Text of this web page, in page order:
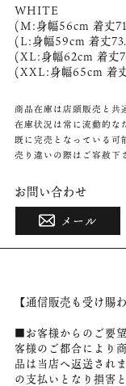
WHITE
(M:身幅56cm 着丈
(L:身幅59cm 着丈
(XL:身幅62cm 着
(XXL:身幅65cm 着
商品在庫は店頭販売と共
在庫状況は常に流動的な
既に完売となっている可
売り違いの際はご容赦下
お問い合わせ
メール
【通信販売も受け賜
■お客様からのご要
客様のご都合により
品は当店へ返送され
の支払いとなり損害